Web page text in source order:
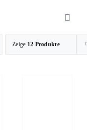
Zeige 12 Produkte